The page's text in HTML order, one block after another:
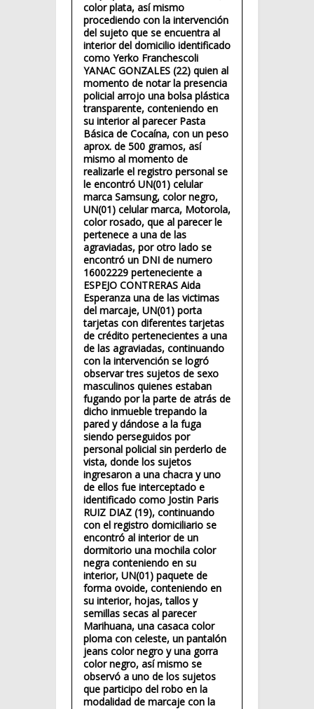
color plata, así mismo
procediendo con la intervención
del sujeto que se encuentra al
interior del domicilio identificado
como Yerko Franchescoli
YANAC GONZALES (22) quien al
momento de notar la presencia
policial arrojo una bolsa plástica
transparente, conteniendo en
su interior al parecer Pasta
Básica de Cocaína, con un peso
aprox. de 500 gramos, así
mismo al momento de
realizarle el registro personal se
le encontró UN(01) celular
marca Samsung, color negro,
UN(01) celular marca, Motorola,
color rosado, que al parecer le
pertenece a una de las
agraviadas, por otro lado se
encontró un DNI de numero
16002229 perteneciente a
ESPEJO CONTRERAS Aida
Esperanza una de las victimas
del marcaje, UN(01) porta
tarjetas con diferentes tarjetas
de crédito pertenecientes a una
de las agraviadas, continuando
con la intervención se logró
observar tres sujetos de sexo
masculinos quienes estaban
fugando por la parte de atrás de
dicho inmueble trepando la
pared y dándose a la fuga
siendo perseguidos por
personal policial sin perderlo de
vista, donde los sujetos
ingresaron a una chacra y uno
de ellos fue interceptado e
identificado como Jostin Paris
RUIZ DIAZ (19), continuando
con el registro domiciliario se
encontró al interior de un
dormitorio una mochila color
negra conteniendo en su
interior, UN(01) paquete de
forma ovoide, conteniendo en
su interior, hojas, tallos y
semillas secas al parecer
Marihuana, una casaca color
ploma con celeste, un pantalón
jeans color negro y una gorra
color negro, así mismo se
observó a uno de los sujetos
que participo del robo en la
modalidad de marcaje con la